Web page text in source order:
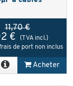
11,70 €
€
(TVA incl.)
de port non inclus
Acheter